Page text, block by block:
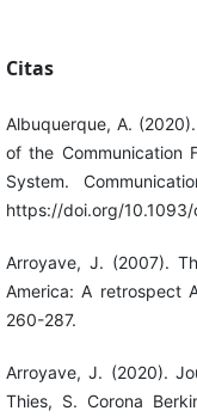
Citas
Albuquerque, A.
of the Communication
System.
https://doi.org/
Arroyave, J. (2007).
America: A retrospect
260-287.
Arroyave, J. (2020).
Thies, S. Corona